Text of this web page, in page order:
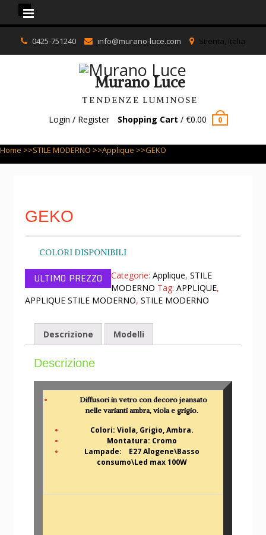
content
0425-751240 info@murano-luce.com Stienta, Italia
Murano Luce
TENDENZE LUMINOSE
Login / Register Shopping Cart /€0.00 0
Home >>STILE MODERNO >>Applique >>GEKO
GEKO
COLORI DISPONIBILI
Categorie: Applique, STILE
MODERNO Tag: APPLIQUE,
APPLIQUE STILE MODERNO, STILE MODERNO
Descrizione Modelli
Descrizione
Diffusori in vetro con decoro jeansato
nelle varianti ambra, viola e grigio.
Colori: Viola, Grigio, Ambra.
Montatura: Cromo
Lampade: E27 Alogene\Basso
consumo\Led max 100W
Murano Luce